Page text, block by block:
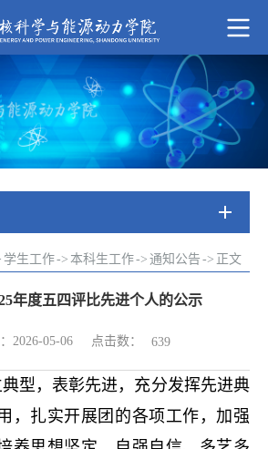
学生工作-> 本科生工作-> 通知公告 -> 正文
年度五四评比先进个人的公示
2026-05-06 点击数： 639
型，表彰先进，充分发挥先进典
，扎实开展团的各项工作，加强